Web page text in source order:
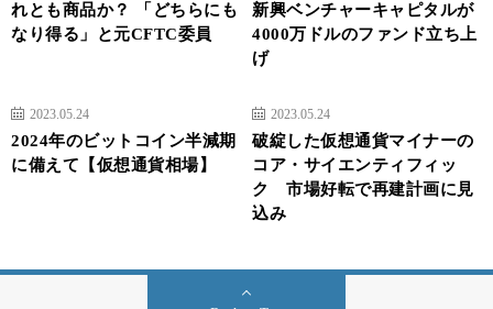
れとも商品か？ 「どちらにも
なり得る」と元CFTC委員
新興ベンチャーキャピタルが
4000万ドルのファンド立ち上
げ
2023.05.24
2024年のビットコイン半減期
に備えて【仮想通貨相場】
2023.05.24
破綻した仮想通貨マイナーの
コア・サイエンティフィッ
ク 市場好転で再建計画に見
込み